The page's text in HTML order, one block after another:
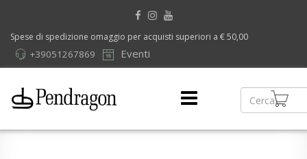
Spese di spedizione omaggio per acquisti superiori a € 50,00
Eventi
+39051267869